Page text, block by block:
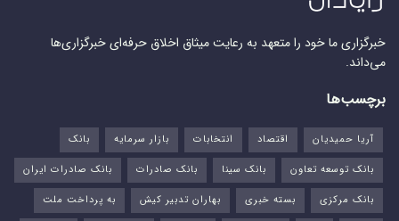
خبرگزاری ما خود را متعهد به رعایت میثاق اخلاق حرفه‌ای خبرگزاری‌ها
می‌داند.
برچسب‌ها
آریا حمیدیان اقتصاد انتخابات بازار سرمایه
بانک
بانک توسعه تعاون
بانک سینا بانک صادرات
بانک صادرات ایران
بانک مرکزی
بسته خبری بهاران تدبیر کیش
به پرداخت ملت